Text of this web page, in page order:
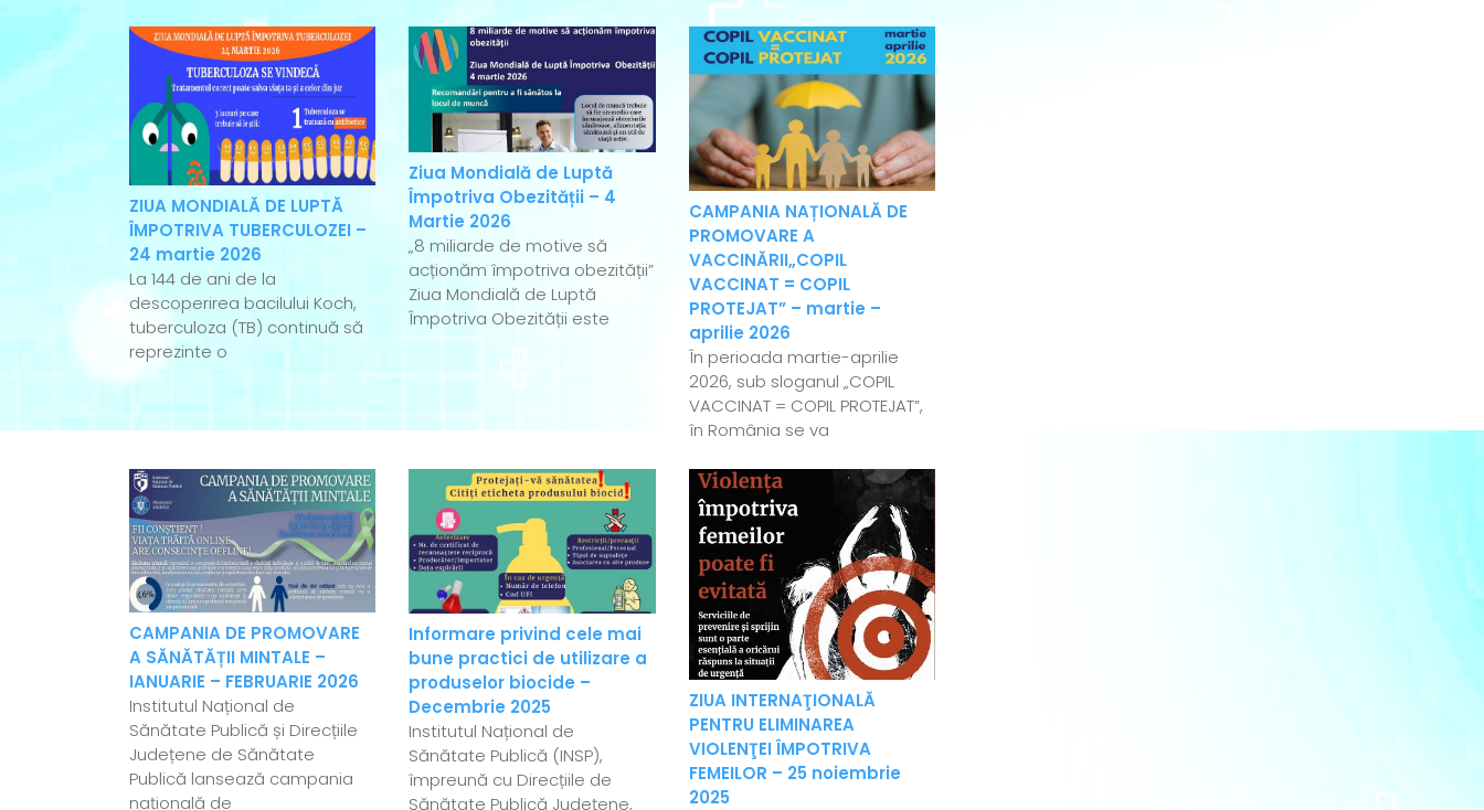
ZIUA MONDIALĂ DE LUPTĂ
ÎMPOTRIVA TUBERCULOZEI –
24 martie 2026
La 144 de ani de la
descoperirea bacilului Koch,
tuberculoza (TB) continuă să
reprezinte o
Ziua Mondială de Luptă
Împotriva Obezității – 4
Martie 2026
„8 miliarde de motive să
acționăm împotriva obezității”
Ziua Mondială de Luptă
Împotriva Obezității este
CAMPANIA NAȚIONALĂ DE
PROMOVARE A
VACCINĂRII„COPIL
VACCINAT = COPIL
PROTEJAT” – martie –
aprilie 2026
În perioada martie-aprilie
2026, sub sloganul „COPIL
VACCINAT = COPIL PROTEJAT”,
în România se va
CAMPANIA DE PROMOVARE
A SĂNĂTĂȚII MINTALE –
IANUARIE – FEBRUARIE 2026
Institutul Național de
Sănătate Publică și Direcțiile
Județene de Sănătate
Publică lansează campania
națională de
Informare privind cele mai
bune practici de utilizare a
produselor biocide –
Decembrie 2025
Institutul Național de
Sănătate Publică (INSP),
împreună cu Direcțiile de
Sănătate Publică Județene,
ZIUA INTERNAŢIONALĂ
PENTRU ELIMINAREA
VIOLENŢEI ÎMPOTRIVA
FEMEILOR – 25 noiembrie
2025